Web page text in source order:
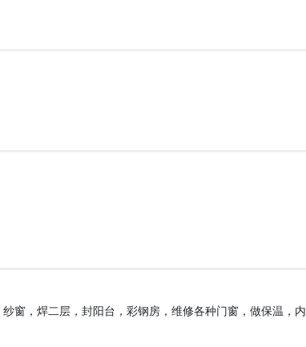
窗，焊二层，封阳台，彩钢房，维修各种门窗，做保温，